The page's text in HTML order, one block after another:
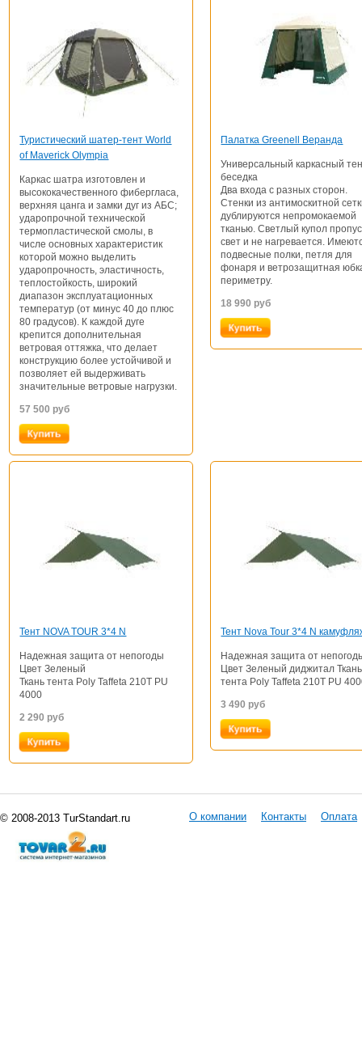
Туристический шатер-тент World
of Maverick Olympia
Каркас шатра изготовлен и
высококачественного фибергласа,
верхняя цанга и замки дуг из АБС;
ударопрочной технической
термопластической смолы, в
числе основных характеристик
которой можно выделить
ударопрочность, эластичность,
теплостойкость, широкий
диапазон эксплуатационных
температур (от минус 40 до плюс
80 градусов). К каждой дуге
крепится дополнительная
ветровая оттяжка, что делает
конструкцию более устойчивой и
позволяет ей выдерживать
значительные ветровые нагрузки.
57 500 руб
Палатка Greenell Веранда
Универсальный каркасный
беседка
Два входа с разных сторон.
Стенки из антимоскитной
дублируются непромокаемой
тканью. Светлый купол
свет и не нагревается.
подвесные полки, петля для
фонаря и ветрозащитная
периметру.
18 990 руб
Тент NOVA TOUR 3*4 N
Надежная защита от непогоды
Цвет Зеленый
Ткань тента Poly Taffeta 210T PU
4000
2 290 руб
Тент Nova Tour 3*4 N
Надежная защита от
Цвет Зеленый диджитал Ткань
тента Poly Taffeta 210T PU
3 490 руб
© 2008-2013 TurStandart.ru О компании Контакты Оплата